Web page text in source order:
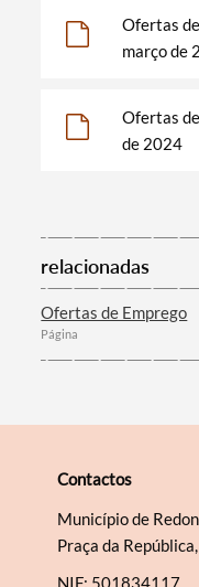
Filtros
Ofertas
março de
Ofertas
de 2024
relacionadas
Ofertas de Emprego
Página
Contactos
Município de
Praça da
NIF: 501834117